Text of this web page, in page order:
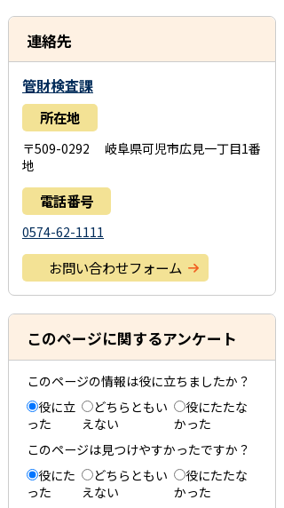
連絡先
管財検査課
所在地
〒509-0292 岐阜県可児市広見一丁目1番
地
電話番号
0574-62-1111
お問い合わせフォーム
このページに関するアンケート
このページの情報は役に立ちましたか？
役に立
った
どちらともい
えない
役にたたな
かった
このページは見つけやすかったですか？
役にた
った
どちらともい
えない
役にたたな
かった